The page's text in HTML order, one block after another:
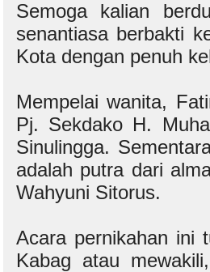
Semoga kalian
senantiasa berbakti
Kota dengan penuh
Mempelai wanita,
Pj. Sekdako H.
Sinulingga.
adalah putra dari
Wahyuni Sitorus.
Acara pernikahan ini
Kabag atau